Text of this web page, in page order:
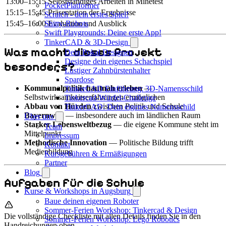
PocketPlatformer
Scratch - dein erstes Spiel!
Shitty-Robots
Swift Playgrounds: Deine erste App!
TinkerCAD & 3D-Design
Dein Pokal Designen
Designe dein eigenes Schachspiel
Lustiger Zahnbürstenhalter
Spardose
TinkerCAD Einführung: 3D-Namensschild
Tinkercad-Würfel-Challenge
TinkerCAD: Dein eigenes Namensschild
Über uns
Team
Impressum
Kontakt
Kursgebühren & Ermäßigungen
Partner
Blog
Kurse & Workshops in Augsburg
Baue deinen eigenen Roboter
Sommer-Ferien Workshop: Tinkercad & Design
Sommer-Ferien Workshop: Lego Robotics
15:15–15:45 Präsentation der Ergebnisse
15:45–16:00 Evaluation und Ausblick
Was macht dieses Projekt
besonders?
Kommunalpolitik hautnah erleben—
Selbstwirksamkeitserfahrungen ermöglichen
Abbau von Hürdenzwischen Politik und Schule
Bayernweit— insbesondere auch im ländlichen Raum
Starker Lebensweltbezug — die eigene Kommune steht im
Mittelpunkt
Methodische Innovation — Politische Bildung trifft
Medienbildung
Aufgaben für die Schule
Die vollständige Checkliste mit allen Details finden Sie in den